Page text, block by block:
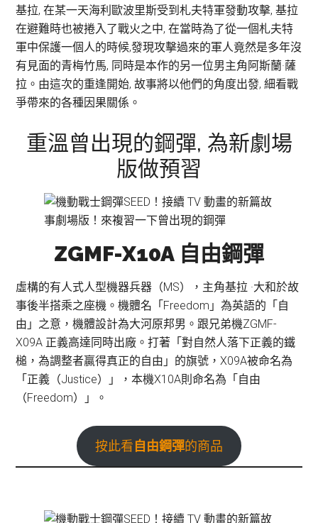
基拉, 在某一天海利歐波里斯受到札夫特軍發動攻擊, 基拉
在避難時也被捲入了戰火之中, 在當時為了從一個札夫特
軍中保護一個人的時候,發現攻擊過來的軍人竟然是多年沒
有見面的青梅竹馬, 同時是本作的另一位男主角阿斯蘭·薩
拉。由這次的重逢開始, 故事將以他們的角度出發, 細看戰
爭帶來的各種因果關係。
重溫曾出現的鋼彈, 為新劇場
版做預習
ZGMF-X10A 自由鋼彈
虛構的有人式人型機器兵器（MS），主角基拉 ·大和於故
事後半搭乘之座機。機體名「Freedom」為英語的「自
由」之意，機體設計為大河原邦男。跟兄弟機ZGMF-
X09A 正義高達同時出廠。打著「對自然人落下正義的鐵
槌，為調整者贏得真正的自由」的旗號，X09A被命名為
「正義（Justice）」，本機X10A則命名為「自由
（Freedom）」。
按此看自由鋼彈的商品